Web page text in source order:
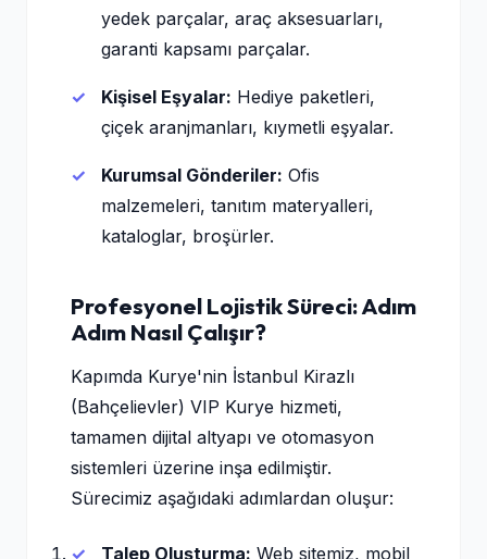
yedek parçalar, araç aksesuarları,
garanti kapsamı parçalar.
Kişisel Eşyalar: Hediye paketleri,
çiçek aranjmanları, kıymetli eşyalar.
Kurumsal Gönderiler: Ofis
malzemeleri, tanıtım materyalleri,
kataloglar, broşürler.
Profesyonel Lojistik Süreci: Adım
Adım Nasıl Çalışır?
Kapımda Kurye'nin İstanbul Kirazlı
(Bahçelievler) VIP Kurye hizmeti,
tamamen dijital altyapı ve otomasyon
sistemleri üzerine inşa edilmiştir.
Sürecimiz aşağıdaki adımlardan oluşur:
Talep Oluşturma: Web sitemiz, mobil